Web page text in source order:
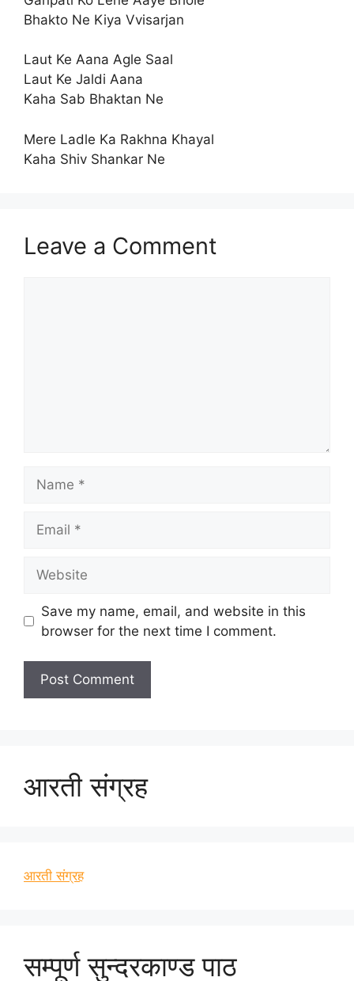
Bhakto Ne Kiya Vvisarjan
Laut Ke Aana Agle Saal
Laut Ke Jaldi Aana
Kaha Sab Bhaktan Ne
Mere Ladle Ka Rakhna Khayal
Kaha Shiv Shankar Ne
Leave a Comment
Save my name, email, and website in this
browser for the next time I comment.
आरती संग्रह
आरती संग्रह
सम्पूर्ण सुन्दरकाण्ड पाठ